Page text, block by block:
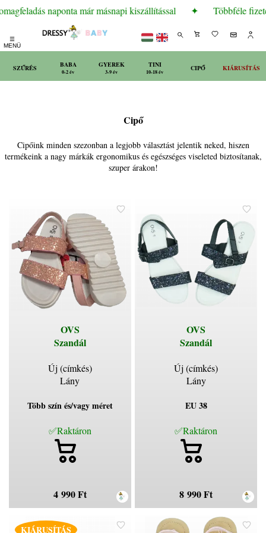
naponta már másnapi kiszállítással ✦ Többféle
☰
MENÜ
SZŰRÉS BABA
0-2 év
GYEREK
3-9 év
TINI
10-18 év CIPŐ KIÁRUSÍTÁS
Cipő
Cipőink minden szezonban a legjobb választást jelentik neked, hiszen
termékeink a nagy márkák ergonomikus és egészséges viseleted biztosítanak,
szuper árakon!
OVS
Szandál
Új (címkés)
Lány
Több szín és/vagy méret
✅Raktáron
4 990 Ft
OVS
Szandál
Új (címkés)
Lány
EU 38
✅Raktáron
8 990 Ft
KIÁRUSÍTÁS